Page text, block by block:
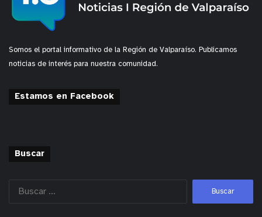
habilidades y destrezas de los alumnos y alumnas.
Somos el portal informativo de la Región de Valparaíso. Publicamos
noticias de interés para nuestra comunidad.
Estamos en Facebook
Buscar